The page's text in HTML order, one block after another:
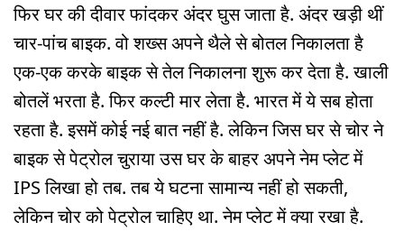
फिर घर की दीवार फांदकर अंदर घुस जाता है. अंदर खड़ी थीं
चार-पांच बाइक. वो शख्स अपने थैले से बोतल निकालता है
एक-एक करके बाइक से तेल निकालना शुरू कर देता है. खाली
बोतलें भरता है. फिर कल्टी मार लेता है. भारत में ये सब होता
रहता है. इसमें कोई नई बात नहीं है. लेकिन जिस घर से चोर ने
बाइक से पेट्रोल चुराया उस घर के बाहर अपने नेम प्लेट में
IPS लिखा हो तब. तब ये घटना सामान्य नहीं हो सकती,
लेकिन चोर को पेट्रोल चाहिए था. नेम प्लेट में क्या रखा है.